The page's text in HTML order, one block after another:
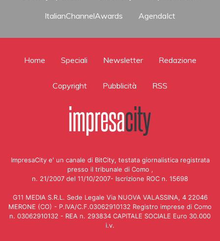
ItalianChannelAwards
AgendaIct
Home Speciali Newsletter Redazione
Copyright Pubblicità RSS
ImpresaCity e' un canale di BitCity, testata giornalistica registrata
presso il tribunale di Como ,
n. 21/2007 del 11/10/2007- Iscrizione ROC n. 15698
G11 MEDIA S.R.L. Sede Legale Via NUOVA VALASSINA, 4 22046
MERONE (CO) - P.IVA/C.F.03062910132 Registro imprese di Como
n. 03062910132 - REA n. 293834 CAPITALE SOCIALE Euro 30.000
i.v.